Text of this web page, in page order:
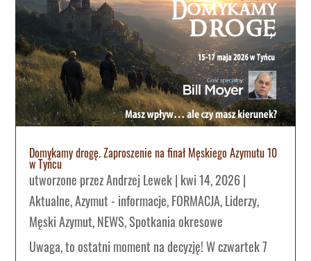
Domykamy drogę. Zaproszenie na finał Męskiego Azymutu 10
w Tyńcu
utworzone przezAndrzej Lewek| kwi 14, 2026|
Aktualne,Azymut - informacje,FORMACJA,Liderzy,
Męski Azymut,NEWS,Spotkania okresowe
Uwaga, to ostatni moment na decyzję! W czwartek 7